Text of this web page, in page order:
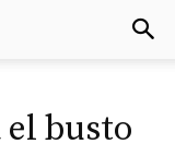
busto